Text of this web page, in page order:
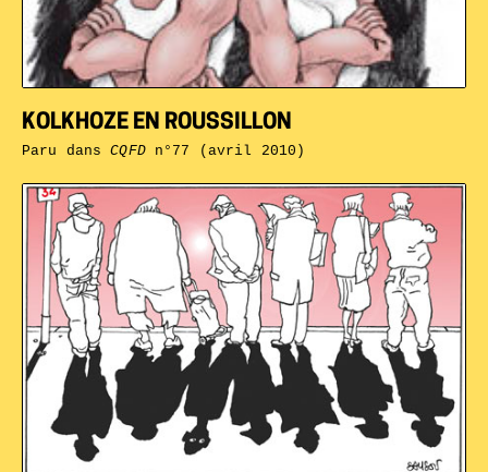
KOLKHOZE EN ROUSSILLON
Paru dansCQFDn°77 (avril 2010)